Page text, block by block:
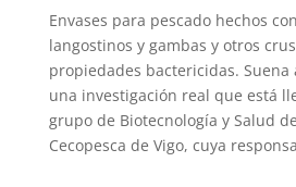
Envases para pescado hechos
langostinos y gambas y otros
propiedades bactericidas. Suena
una investigación real que está
grupo de Biotecnología y Salud
Cecopesca de Vigo, cuya